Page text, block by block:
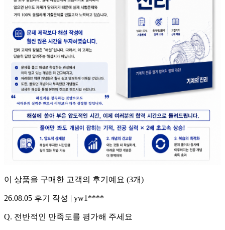
이 상품을 구매한 고객의 후기예요 (3개)
26.08.05 후기 작성 | yw1****
Q. 전반적인 만족도를 평가해 주세요